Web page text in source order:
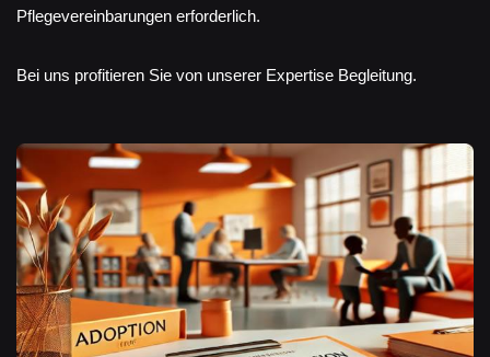
Pflegevereinbarungen erforderlich.
Bei uns profitieren Sie von unserer Expertise Begleitung.